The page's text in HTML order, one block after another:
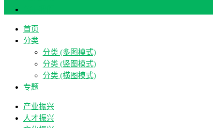
首页
分类
分类 (多图模式)
分类 (竖图模式)
分类 (横图模式)
专题
产业振兴
人才振兴